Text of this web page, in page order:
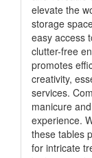
elevate the
storage
easy access
clutter-free
promotes
creativity,
services.
manicure
experience.
these tables
for intricate